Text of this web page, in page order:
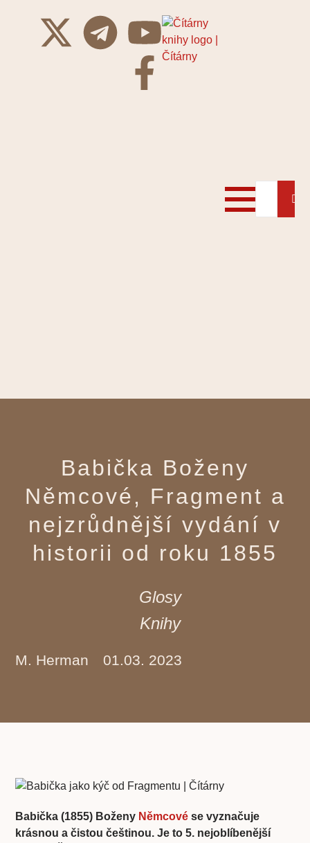
Babička Boženy
Němcové, Fragment a
nejzrůdnější vydání v
historii od roku 1855
Glosy
Knihy
M. Herman 01.03. 2023
Babička (1855) Boženy Němcové se vyznačuje
krásnou a čistou češtinou. Je to 5. nejoblíbenější